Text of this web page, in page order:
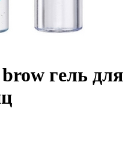
гель для